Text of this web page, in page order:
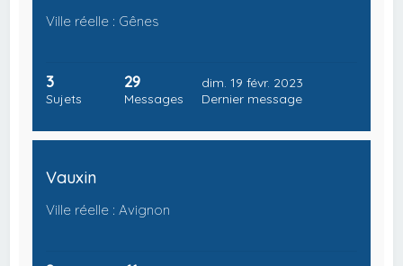
Ville réelle : Gênes
3
Sujets
29
Messages
dim. 19 févr. 2023
Dernier message
Vauxin
Ville réelle : Avignon